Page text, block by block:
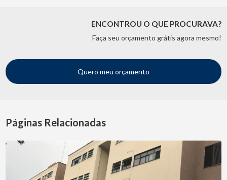
ENCONTROU O QUE PROCURAVA?
Faça seu orçamento grátis agora mesmo!
Quero meu orçamento
Páginas Relacionadas